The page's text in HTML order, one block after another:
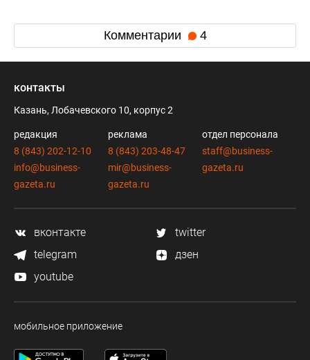
Комментарии 4
контакты
Казань, Лобачевского 10, корпус 2
редакция
8 (843) 202-12-10
info@business-
gazeta.ru
реклама
8 (843) 203-48-47
mir@business-
gazeta.ru
отдел персонала
staff@business-
gazeta.ru
вконтакте
twitter
telegram
дзен
youtube
мобильное приложение